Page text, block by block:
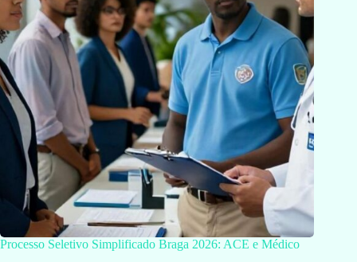
Processo Seletivo Simplificado Braga 2026: ACE e Médico